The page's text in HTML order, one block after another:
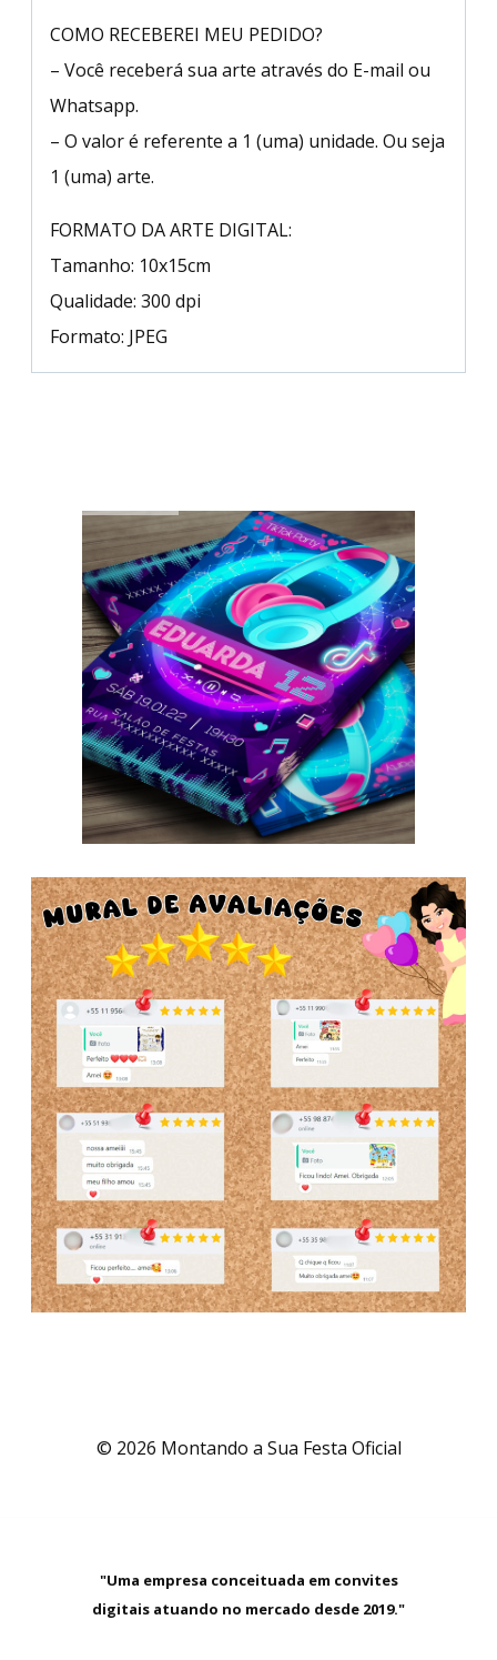
COMO RECEBEREI MEU PEDIDO?
– Você receberá sua arte através do E-mail ou
Whatsapp.
– O valor é referente a 1 (uma) unidade. Ou seja
1 (uma) arte.
FORMATO DA ARTE DIGITAL:
Tamanho: 10x15cm
Qualidade: 300 dpi
Formato: JPEG
© 2026 Montando a Sua Festa Oficial
"Uma empresa conceituada em convites
digitais atuando no mercado desde 2019."